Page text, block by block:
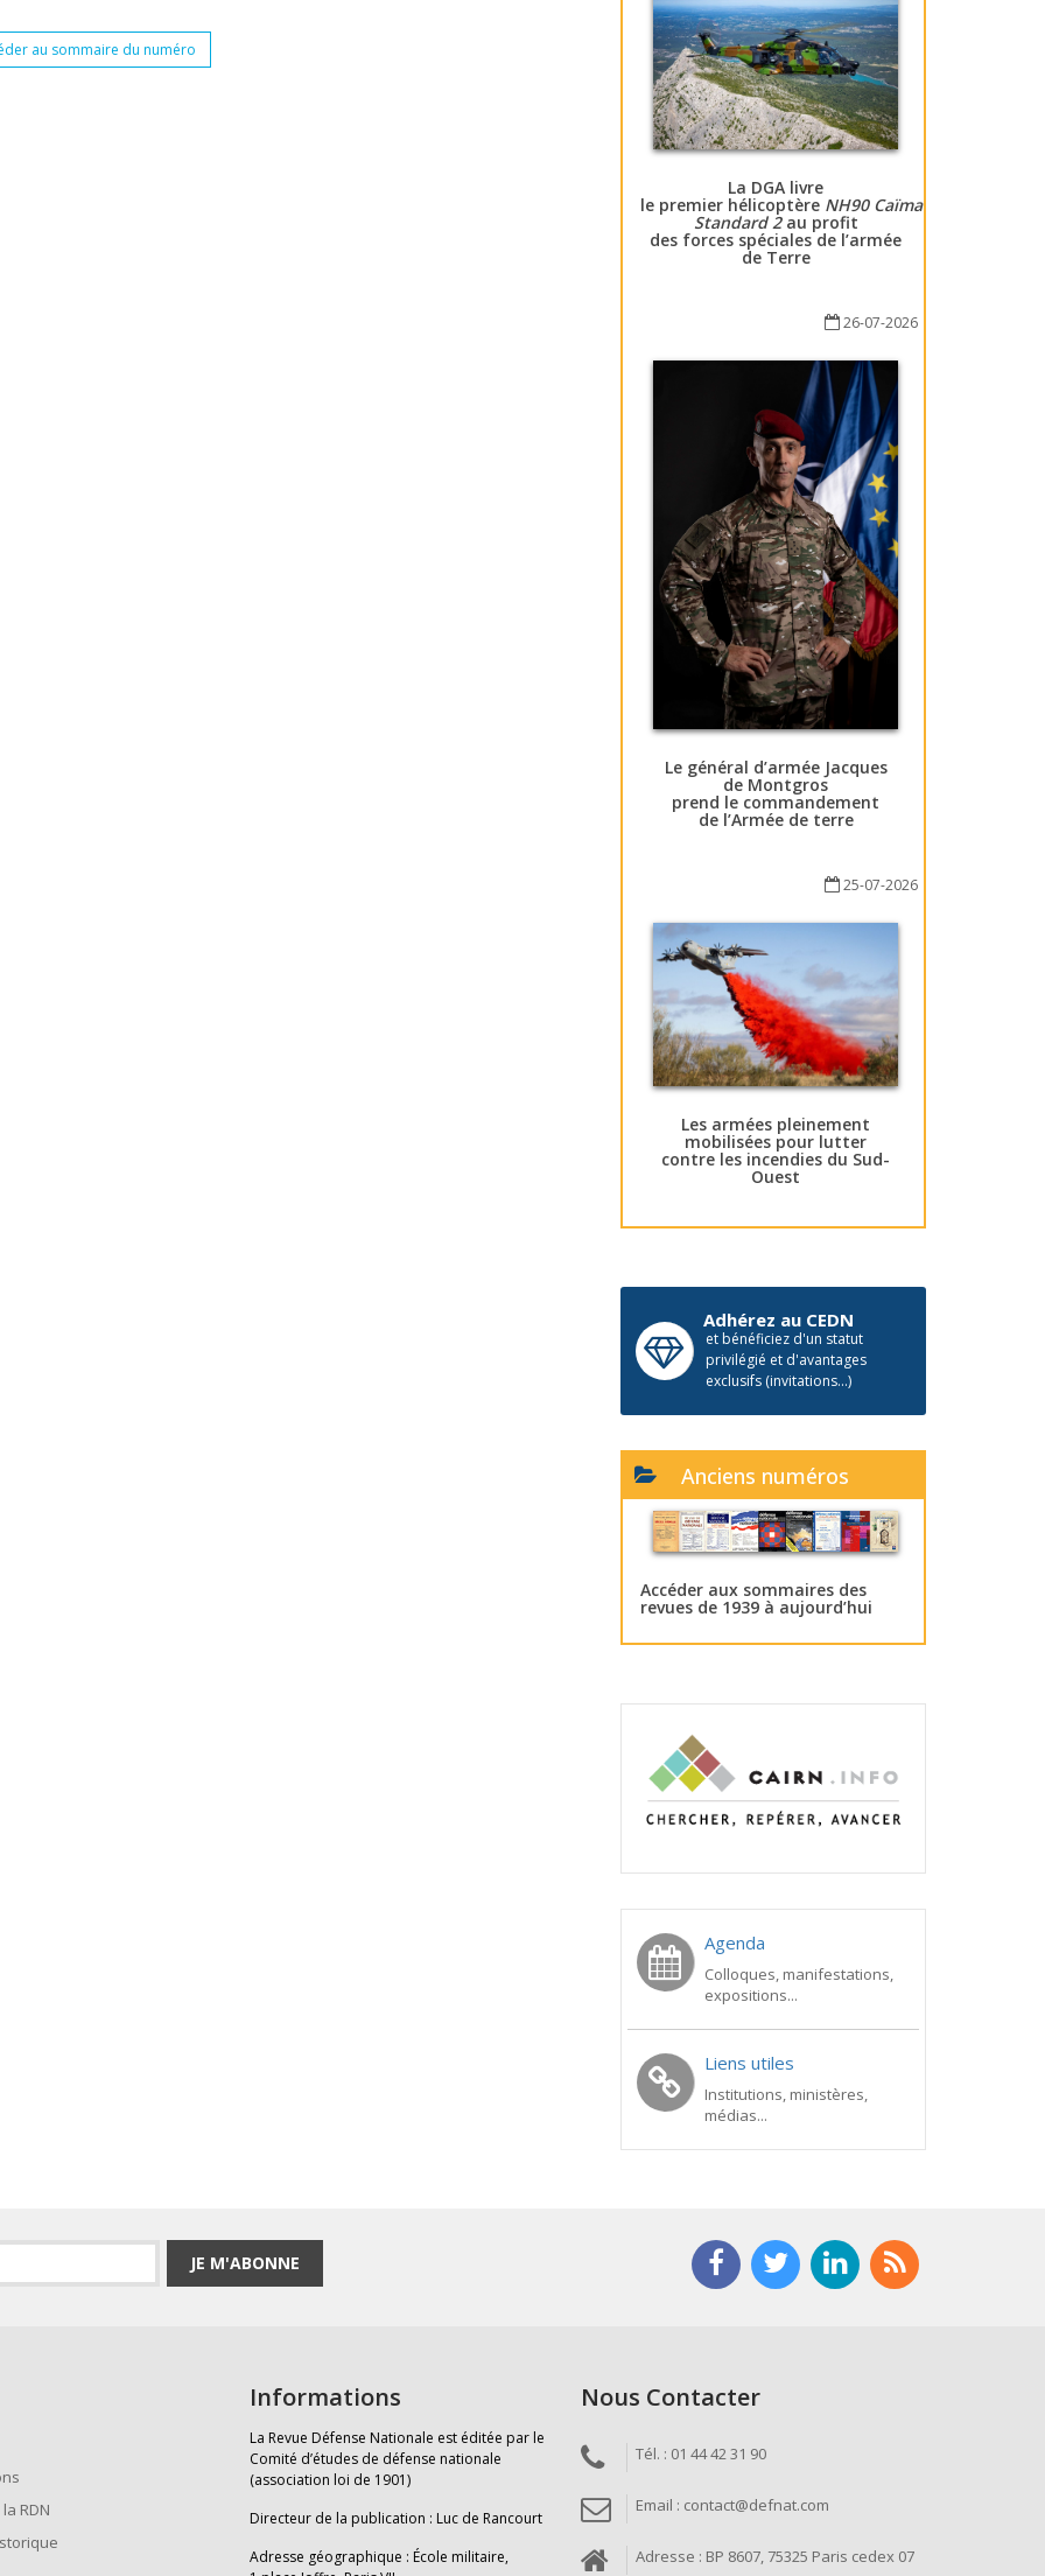
au sommaire du numéro
La DGA livre
le premier hélicoptère NH90 Caïman
Standard 2au profit
des forces spéciales de l’armée
de Terre
26-07-2026
Le général d’armée Jacques
de Montgros
prend le commandement
de l’Armée de terre
25-07-2026
Les armées pleinement
mobilisées pour lutter
contre les incendies du Sud-
Ouest
Adhérez au CEDN
et bénéficiez d'un statut
privilégié et d'avantages
exclusifs (invitations...)
Anciens numéros
Accéder aux sommaires des
revues de 1939 à aujourd’hui
Agenda
Colloques, manifestations,
expositions...
Liens utiles
Institutions, ministères,
médias...
JE M'ABONNE
RDN
Informations
La Revue Défense Nationale est éditée par le
Comité d’études de défense nationale
(association loi de 1901)
Directeur de la publication : Luc de Rancourt
Adresse géographique : École militaire,
Nous Contacter
Tél. : 01 44 42 31 90
Email : contact@defnat.com
Adresse : BP 8607, 75325 Paris cedex 07